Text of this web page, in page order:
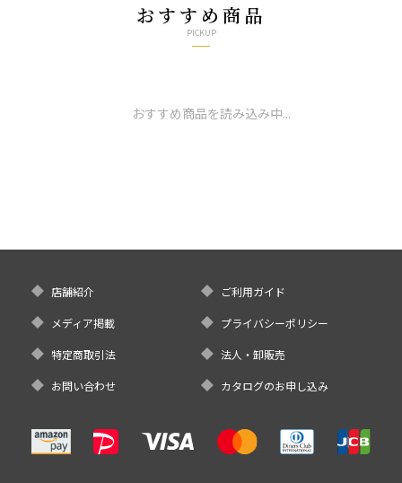
おすすめ商品
PICKUP
おすすめ商品を読み込み中...
店舗紹介 ご利用ガイド
メディア掲載 プライバシーポリシー
特定商取引法 法人・卸販売
お問い合わせ カタログのお申し込み